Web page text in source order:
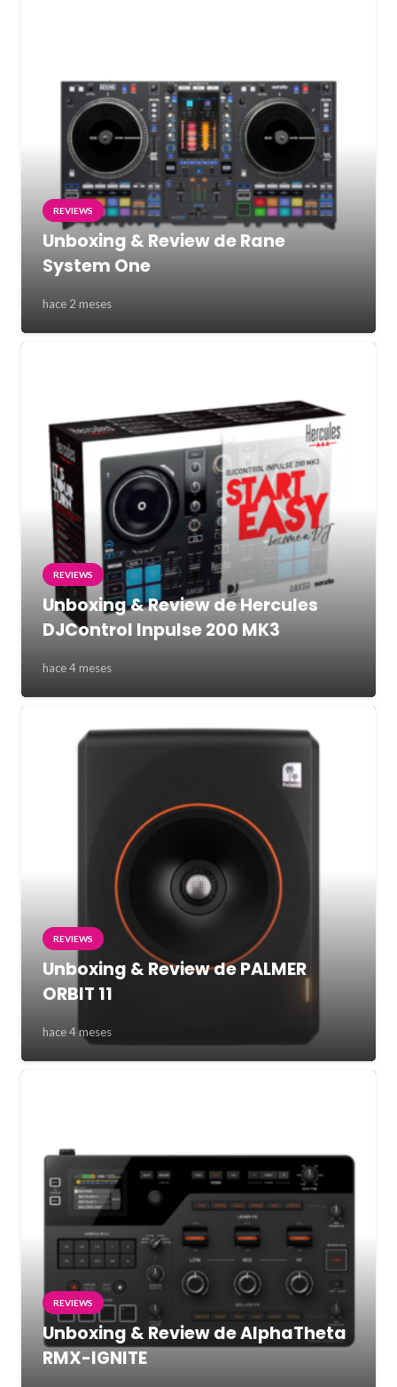
REVIEWS
Unboxing & Review de Rane
System One
hace 2 meses
REVIEWS
Unboxing & Review de Hercules
DJControl Inpulse 200 MK3
hace 4 meses
REVIEWS
Unboxing & Review de PALMER
ORBIT 11
hace 4 meses
REVIEWS
Unboxing & Review de AlphaTheta
RMX-IGNITE